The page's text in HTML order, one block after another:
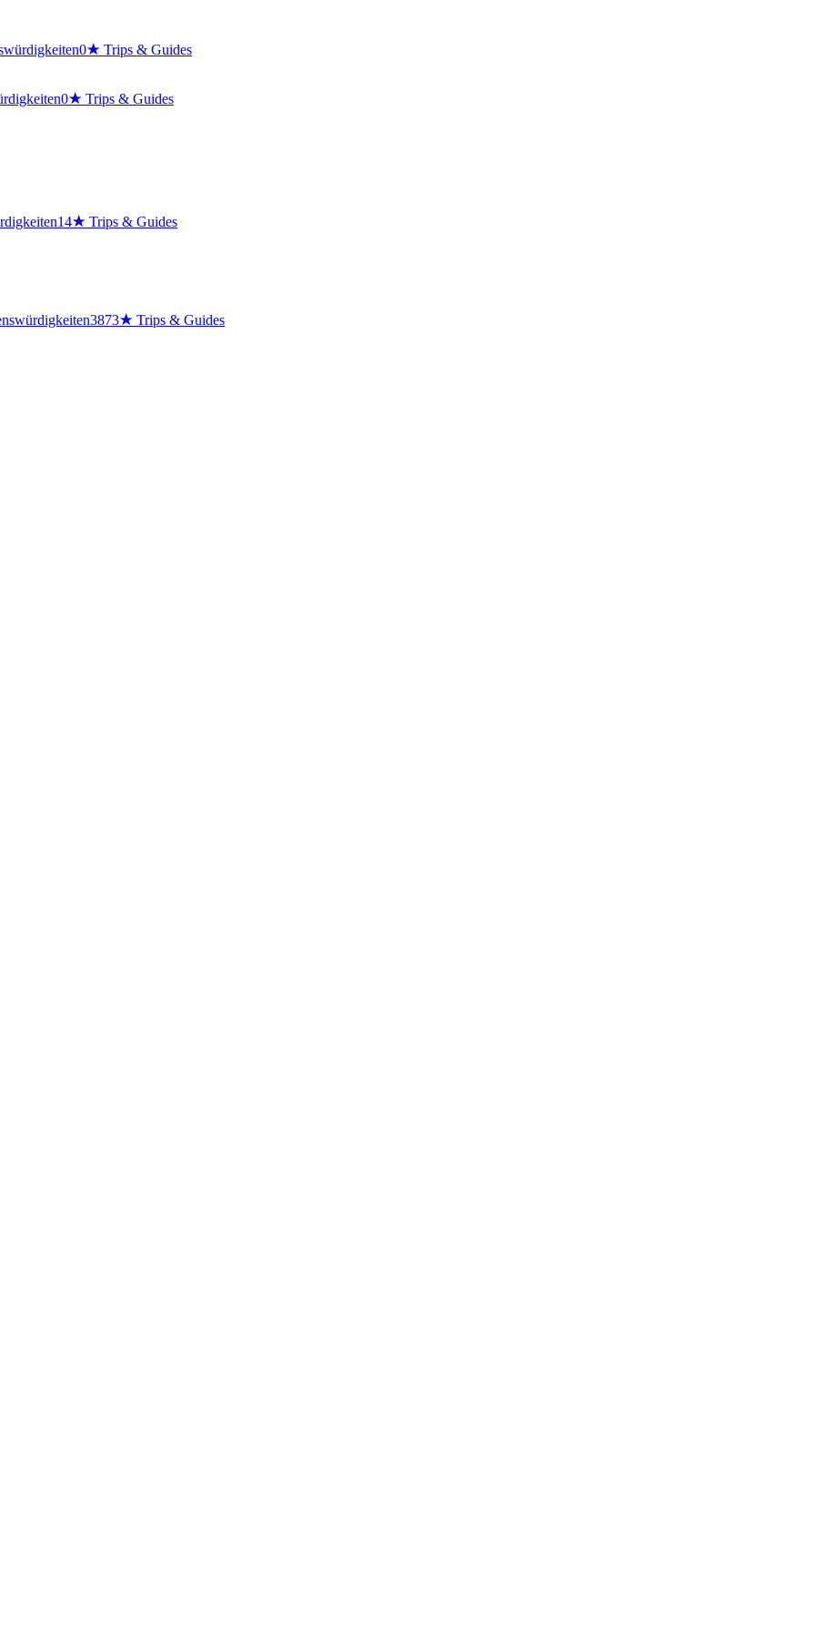
0★ Trips & Guides
0★ Trips & Guides
14★ Trips & Guides
3873★ Trips & Guides